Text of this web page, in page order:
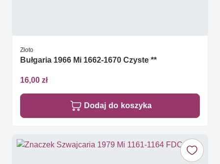
Złoto
Bułgaria 1966 Mi 1662-1670 Czyste **
16,00 zł
Dodaj do koszyka